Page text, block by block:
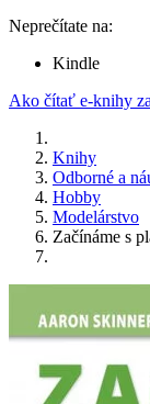
Neprečítate na:
Kindle
Ako čítať e-knihy
Knihy
Odborné a
Hobby
Modelárstvo
Začínáme s